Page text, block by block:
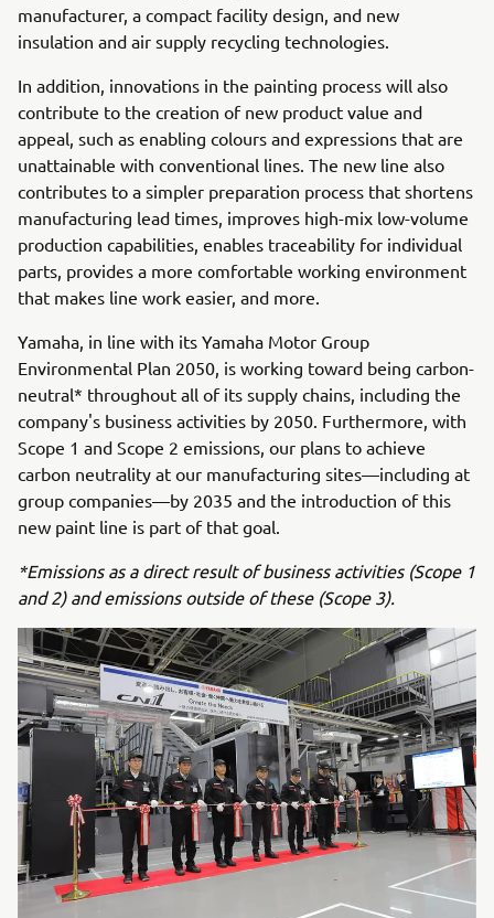
manufacturer, a compact facility design, and new
insulation and air supply recycling technologies.
In addition, innovations in the painting process will also
contribute to the creation of new product value and
appeal, such as enabling colours and expressions that are
unattainable with conventional lines. The new line also
contributes to a simpler preparation process that shortens
manufacturing lead times, improves high-mix low-volume
production capabilities, enables traceability for individual
parts, provides a more comfortable working environment
that makes line work easier, and more.
Yamaha, in line with its Yamaha Motor Group
Environmental Plan 2050, is working toward being carbon-
neutral* throughout all of its supply chains, including the
company's business activities by 2050. Furthermore, with
Scope 1 and Scope 2 emissions, our plans to achieve
carbon neutrality at our manufacturing sites—including at
group companies—by 2035 and the introduction of this
new paint line is part of that goal.
*Emissions as a direct result of business activities (Scope 1
and 2) and emissions outside of these (Scope 3).